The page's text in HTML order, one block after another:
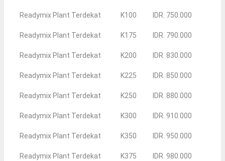
Readymix Plant Terdekat K100 IDR. 750.000
Readymix Plant Terdekat K175 IDR. 790.000
Readymix Plant Terdekat K200 IDR. 830.000
Readymix Plant Terdekat K225 IDR. 850.000
Readymix Plant Terdekat K250 IDR. 880.000
Readymix Plant Terdekat K300 IDR. 910.000
Readymix Plant Terdekat K350 IDR. 950.000
Readymix Plant Terdekat K375 IDR. 980.000